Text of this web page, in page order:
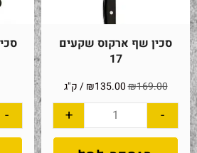
סכין שף ארקוס שקעים
17
₪169.00
₪135.00 / ק"ג
-
+
-